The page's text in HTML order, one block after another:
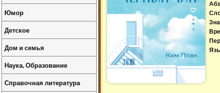
Юмор
Детское
Дом и семья
Наука, Образование
Справочная литература